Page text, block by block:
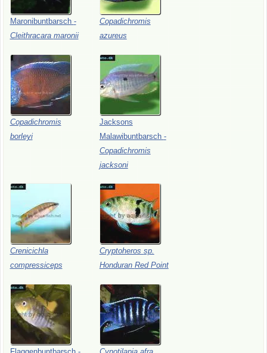
Maronibuntbarsch -
Cleithracara maronii
Copadichromis
azureus
Copadichromis
borleyi
Jacksons
Malawibuntbarsch -
Copadichromis
jacksoni
Crenicichla
compressiceps
Cryptoheros sp.
Honduran Red Point